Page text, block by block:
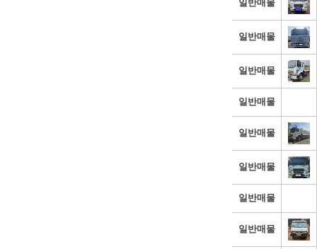
일반매물
일반매물
일반매물
일반매물
일반매물
일반매물
일반매물
일반매물